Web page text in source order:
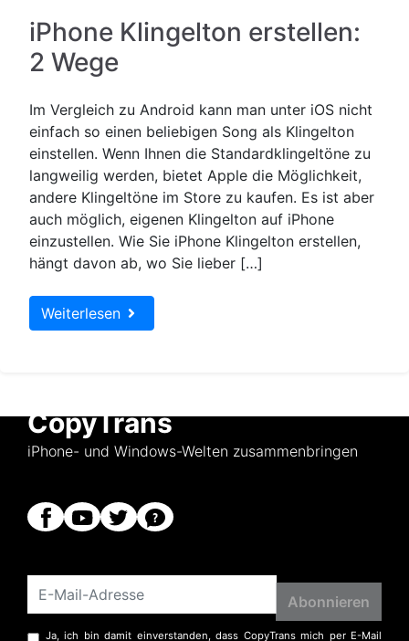
iPhone Klingelton erstellen:
2 Wege
Im Vergleich zu Android kann man unter iOS nicht
einfach so einen beliebigen Song als Klingelton
einstellen. Wenn Ihnen die Standardklingeltöne zu
langweilig werden, bietet Apple die Möglichkeit,
andere Klingeltöne im Store zu kaufen. Es ist aber
auch möglich, eigenen Klingelton auf iPhone
einzustellen. Wie Sie iPhone Klingelton erstellen,
hängt davon ab, wo Sie lieber […]
Weiterlesen
CopyTrans
iPhone- und Windows-Welten zusammenbringen
Ja, ich bin damit einverstanden, dass CopyTrans mich per E-Mail